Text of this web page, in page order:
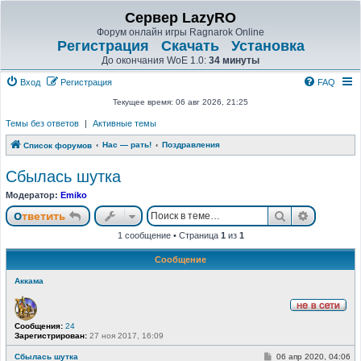
Сервер LazyRO
Форум онлайн игры Ragnarok Online
Регистрация Скачать Установка
До окончания WoE 1.0: 34 минуты
Вход Регистрация FAQ
Текущее время: 06 авг 2026, 21:25
Темы без ответов | Активные темы
Список форумов Нас — рать! Поздравления
Сбылась шутка
Модератор: Emiko
Ответить Поиск
1 сообщение • Страница 1 из 1
Сообщение
Аккама
с
е
Сообщения: 24
Зарегистрирован: 27 ноя 2017, 16:09
Сбылась шутка
С06 апр 2020, 04:06